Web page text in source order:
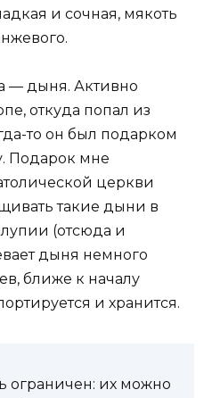
и сочная, мякоть
— дыня. Активно
откуда попал из
то он был подарком
Подарок мне
церкви
такие дыни в
(отсюда и
дыня немного
ближе к началу
и хранится.
ограничен: их можно